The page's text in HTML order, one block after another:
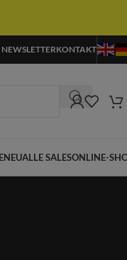
NEWSLETTERKONTAKT
NEUALLE SALESONLINE-